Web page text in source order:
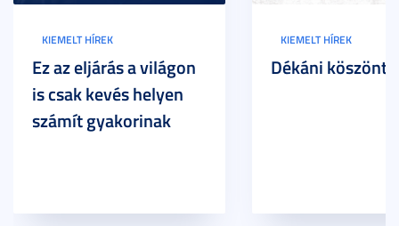
KIEMELT HÍREK
Ez az eljárás a világon
is csak kevés helyen
számít gyakorinak
KIEMELT HÍREK
Dékáni köszöntő